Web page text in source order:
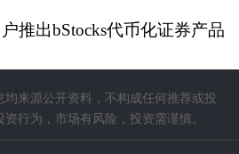
推出bStocks代币化证券产品
均来源公开资料，不构成任何推荐或投
行为，市场有风险，投资需谨慎。